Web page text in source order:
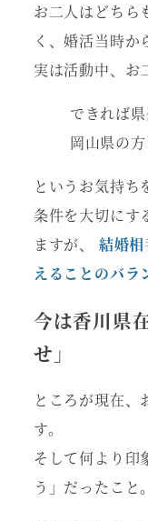
お二人はどちら
く、婚活当時か
実は活動中、お
できれば
岡山県の
というお気持ち
条件を大切にす
ますが、 結婚
えることのバラ
今は香川県
せ」
ところが現在、
す。
そして何より印
う」だったこと。